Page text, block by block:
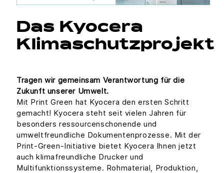
Das Kyocera
Klimaschutzprojekt
Tragen wir gemeinsam Verantwortung für die
Zukunft unserer Umwelt.
Mit Print Green hat Kyocera den ersten Schritt
gemacht! Kyocera steht seit vielen Jahren für
besonders ressourcenschonende und
umweltfreundliche Dokumentenprozesse. Mit der
Print-Green-Initiative bietet Kyocera Ihnen jetzt
auch klimafreundliche Drucker und
Multifunktionssysteme. Rohmaterial, Produktion,